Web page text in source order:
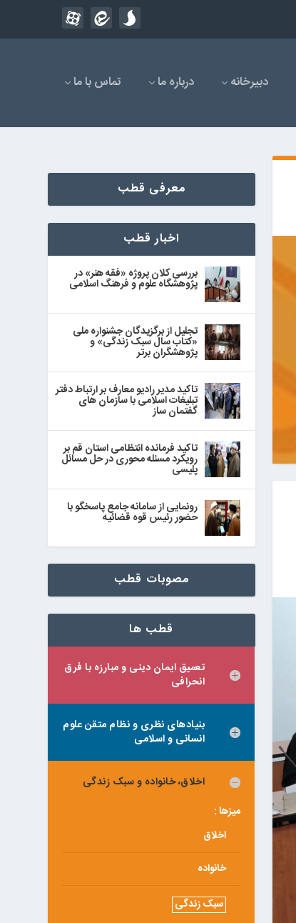
دبیرخانه درباره ما تماس با ما
معرفی قطب
اخبار قطب
بررسی کلان پروژه «فقه هنر» در
پژوهشگاه علوم و فرهنگ اسلامی
تجلیل از برگزیدگان جشنواره ملی
«کتاب سال سبک زندگی» و
پژوهشگران برتر
تاکید مدیر رادیو معارف بر ارتباط دفتر
تبلیغات اسلامی با سازمان های
گفتمان ساز
تاکید فرمانده انتظامی استان قم بر
رویکرد مسئله محوری در حل مسائل
پلیسی
رونمایی از سامانه جامع پاسخگو با
حضور رئیس قوه قضائیه
مصوبات قطب
قطب ها
تعمیق ایمان دینی و مبارزه با فرق
انحرافی
بنیادهای نظری و نظام متقن علوم
انسانی و اسلامی
اخلاق، خانواده و سبک زندگی
میزها :
اخلاق
خانواده
سبک زندگی